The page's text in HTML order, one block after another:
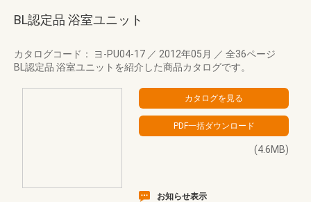
BL認定品 浴室ユニット
カタログコード： ヨ-PU04-17 ／ 2012年05月 ／ 全36ページ
BL認定品 浴室ユニットを紹介した商品カタログです。
(4.6MB)
お知らせ表示